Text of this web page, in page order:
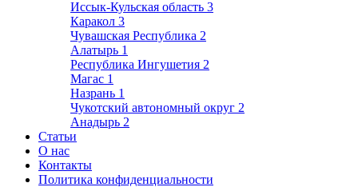
Иссык-Кульская область 3
Каракол 3
Чувашская Республика 2
Алатырь 1
Республика Ингушетия 2
Магас 1
Назрань 1
Чукотский автономный округ 2
Анадырь 2
Статьи
О нас
Контакты
Политика конфиденциальности